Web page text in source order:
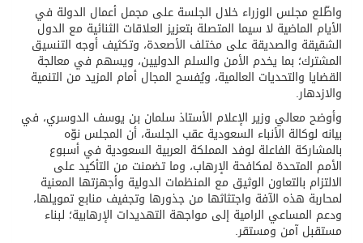
واطّلع مجلس الوزراء خلال الجلسة على مجمل أعمال الدولة في
الأيام الماضية لا سيما المتصلة بتعزيز العلاقات الثنائية مع الدول
الشقيقة والصديقة على مختلف الأصعدة، وتكثيف أوجه التنسيق
المشترك؛ بما يخدم الأمن والسلم الدوليين، ويسهم في معالجة
القضايا والتحديات العالمية، ويُفسح المجال أمام المزيد من التنمية
والازدهار.
وأوضح معالي وزير الإعلام الأستاذ سلمان بن يوسف الدوسري، في
بيانه لوكالة الأنباء السعودية عقب الجلسة، أن المجلس نوّه
بالمشاركة الفاعلة لوفد المملكة العربية السعودية في أسبوع
الأمم المتحدة لمكافحة الإرهاب، وما تضمنت من التأكيد على
الالتزام بالتعاون الوثيق مع المنظمات الدولية وأجهزتها المعنية
لمحاربة هذه الآفة واجتثاثها من جذورها وتجفيف منابع تمويلها،
ودعم المساعي الرامية إلى مواجهة التهديدات الإرهابية؛ لبناء
مستقبل آمن ومستقر.